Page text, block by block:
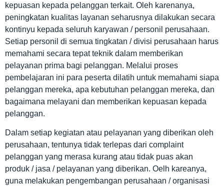
kepuasan kepada pelanggan terkait. Oleh karenanya,
peningkatan kualitas layanan seharusnya dilakukan secara
kontinyu kepada seluruh karyawan / personil perusahaan.
Setiap personil di semua tingkatan / divisi perusahaan harus
memahami secara tepat teknik dalam memberikan
pelayanan prima bagi pelanggan. Melalui proses
pembelajaran ini para peserta dilatih untuk memahami siapa
pelanggan mereka, apa kebutuhan pelanggan mereka, dan
bagaimana melayani dan memberikan kepuasan kepada
pelanggan.
Dalam setiap kegiatan atau pelayanan yang diberikan oleh
perusahaan, tentunya tidak terlepas dari complaint
pelanggan yang merasa kurang atau tidak puas akan
produk / jasa / pelayanan yang diberikan. Oelh kareanya,
guna melakukan pengembangan perusahaan / organisasi